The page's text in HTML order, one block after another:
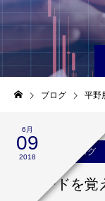
ブログ 平野
6月
09
2018
平野朋之のブログ
トレードを